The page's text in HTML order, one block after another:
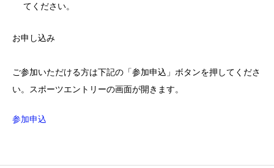
てください。
お申し込み
ご参加いただける方は下記の「参加申込」ボタンを押してくださ
い。スポーツエントリーの画面が開きます。
参加申込